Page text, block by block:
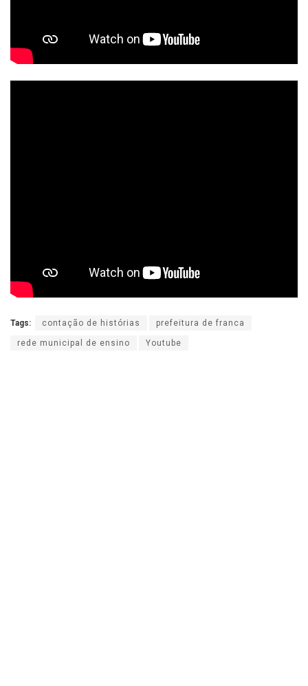
Tags: contação de histórias prefeitura de franca
rede municipal de ensino Youtube